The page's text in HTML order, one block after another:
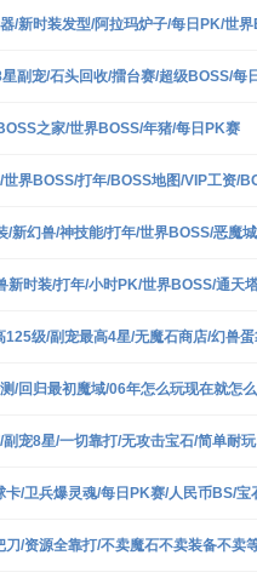
/新时装发型/阿拉玛炉子/每日PK/世
副宠/石头回收/擂台赛/超级BOSS/每
之家/世界BOSS/年猪/每日PK赛
界BOSS/打年/BOSS地图/VIP工资/
新幻兽/神技能/打年/世界BOSS/恶魔城
时装/打年/小时PK/世界BOSS/通天
级/副宠最高4星/无魔石商店/幻兽
/回归最初魔域/06年怎么玩现在就怎
宠8星/一切靠打/无攻击宝石/简单耐玩
/卫兵爆灵魂/每日PK赛/人民币BS/宝
/资源全靠打/不卖魔石不卖装备不卖